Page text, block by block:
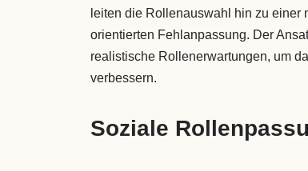
leiten die Rollenauswahl hin zu
orientierten Fehlanpassung. Der
realistische Rollenerwartungen, um
verbessern.
Soziale